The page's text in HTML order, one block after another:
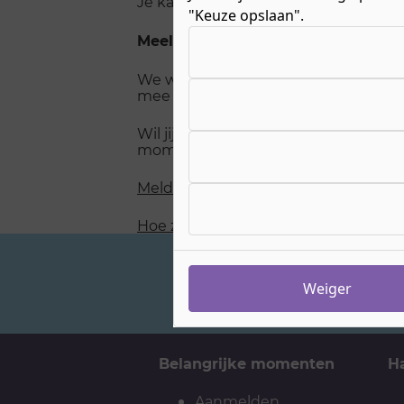
Meelopen
We weten nog niet wanneer je weer
mee kunt lopen.
Wil jij weten wanneer er weer
momenten voor meelopen zijn?
Meld je aan voor de wachtlijst
Hoe ziet meelopen eruit?
Veelgestelde vragen
Belangrijke momenten
"Keuze opslaan".
Weiger